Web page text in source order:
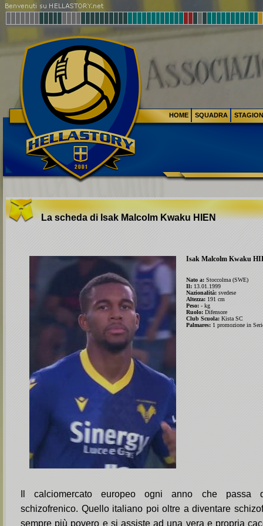
La scheda di Isak Malcolm KwakuHIEN
Isak Malcolm Kwaku
Nato a: Stoccolma (SWE)
Il: 13.01.1999
Nazionalità: svedese
Altezza: 191 cm
Peso: - kg
Ruolo: Difensore
Club Scuola: Kista SC
Palmares: 1 promozione in
Il calciomercato europeo ogni anno che passa
schizofrenico. Quello italiano poi oltre a diventare
sempre più povero e si assiste ad una vera e propria
HOME SQUADRA